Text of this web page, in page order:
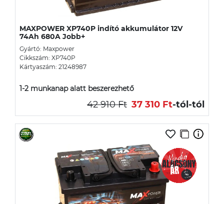
MAXPOWER XP740P indító akkumulátor 12V
74Ah 680A Jobb+
Gyártó: Maxpower
Cikkszám: XP740P
Kártyaszám: 21248987
1-2 munkanap alatt beszerezhető
42 910 Ft 37 310 Ft-tól-tól